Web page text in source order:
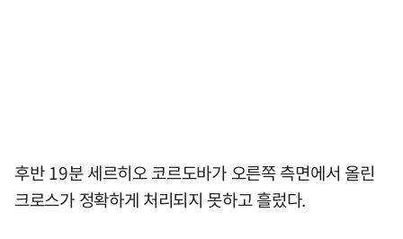
후반 19분 세르히오 코르도바가 오른쪽 측면에서 올린
크로스가 정확하게 처리되지 못하고 흘렀다.